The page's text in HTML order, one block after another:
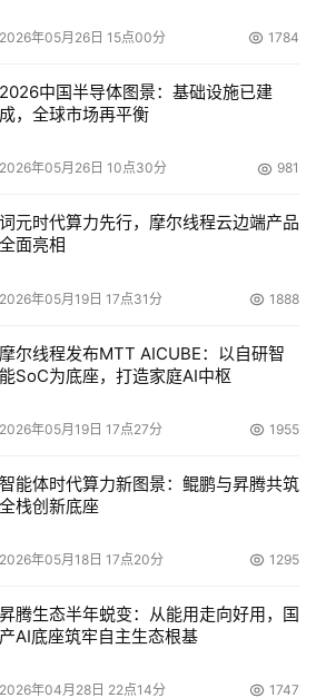
磁盘利用在内的众多RAID功能的
靠、带4个可热插拔3.5英寸硬盘仓的
的性能和可靠性，每个SAS或SATA
最多两个存储柜；SANbloc 5000f
外部存储解决方案，适用于DAS或
硬盘提供经济有效的存储容量，也可
种硬盘，并可通过SANbloc S50
持SMI-S和Microsoft VDS等行业
于主机的RAID阵列，或作为
的扩展存储，支持SAS或SATA硬
也看到了像浪潮、联想、曙光、
的身影。Harrison Parks表示，推广
一个广泛的全面合作的产业链。目
以及服务器厂商开始采用Adaptec的
2026年05月26日 15点00分 1784
2026中国半导体图景：基础设施已建
成，全球市场再平衡
2026年05月26日 10点30分 981
词元时代算力先行，摩尔线程云边端产品
全面亮相
2026年05月19日 17点31分 1888
摩尔线程发布MTT AICUBE：以自研智
能SoC为底座，打造家庭AI中枢
2026年05月19日 17点27分 1955
智能体时代算力新图景：鲲鹏与昇腾共筑
全栈创新底座
2026年05月18日 17点20分 1295
昇腾生态半年蜕变：从能用走向好用，国
产AI底座筑牢自主生态根基
2026年04月28日 22点14分 1747